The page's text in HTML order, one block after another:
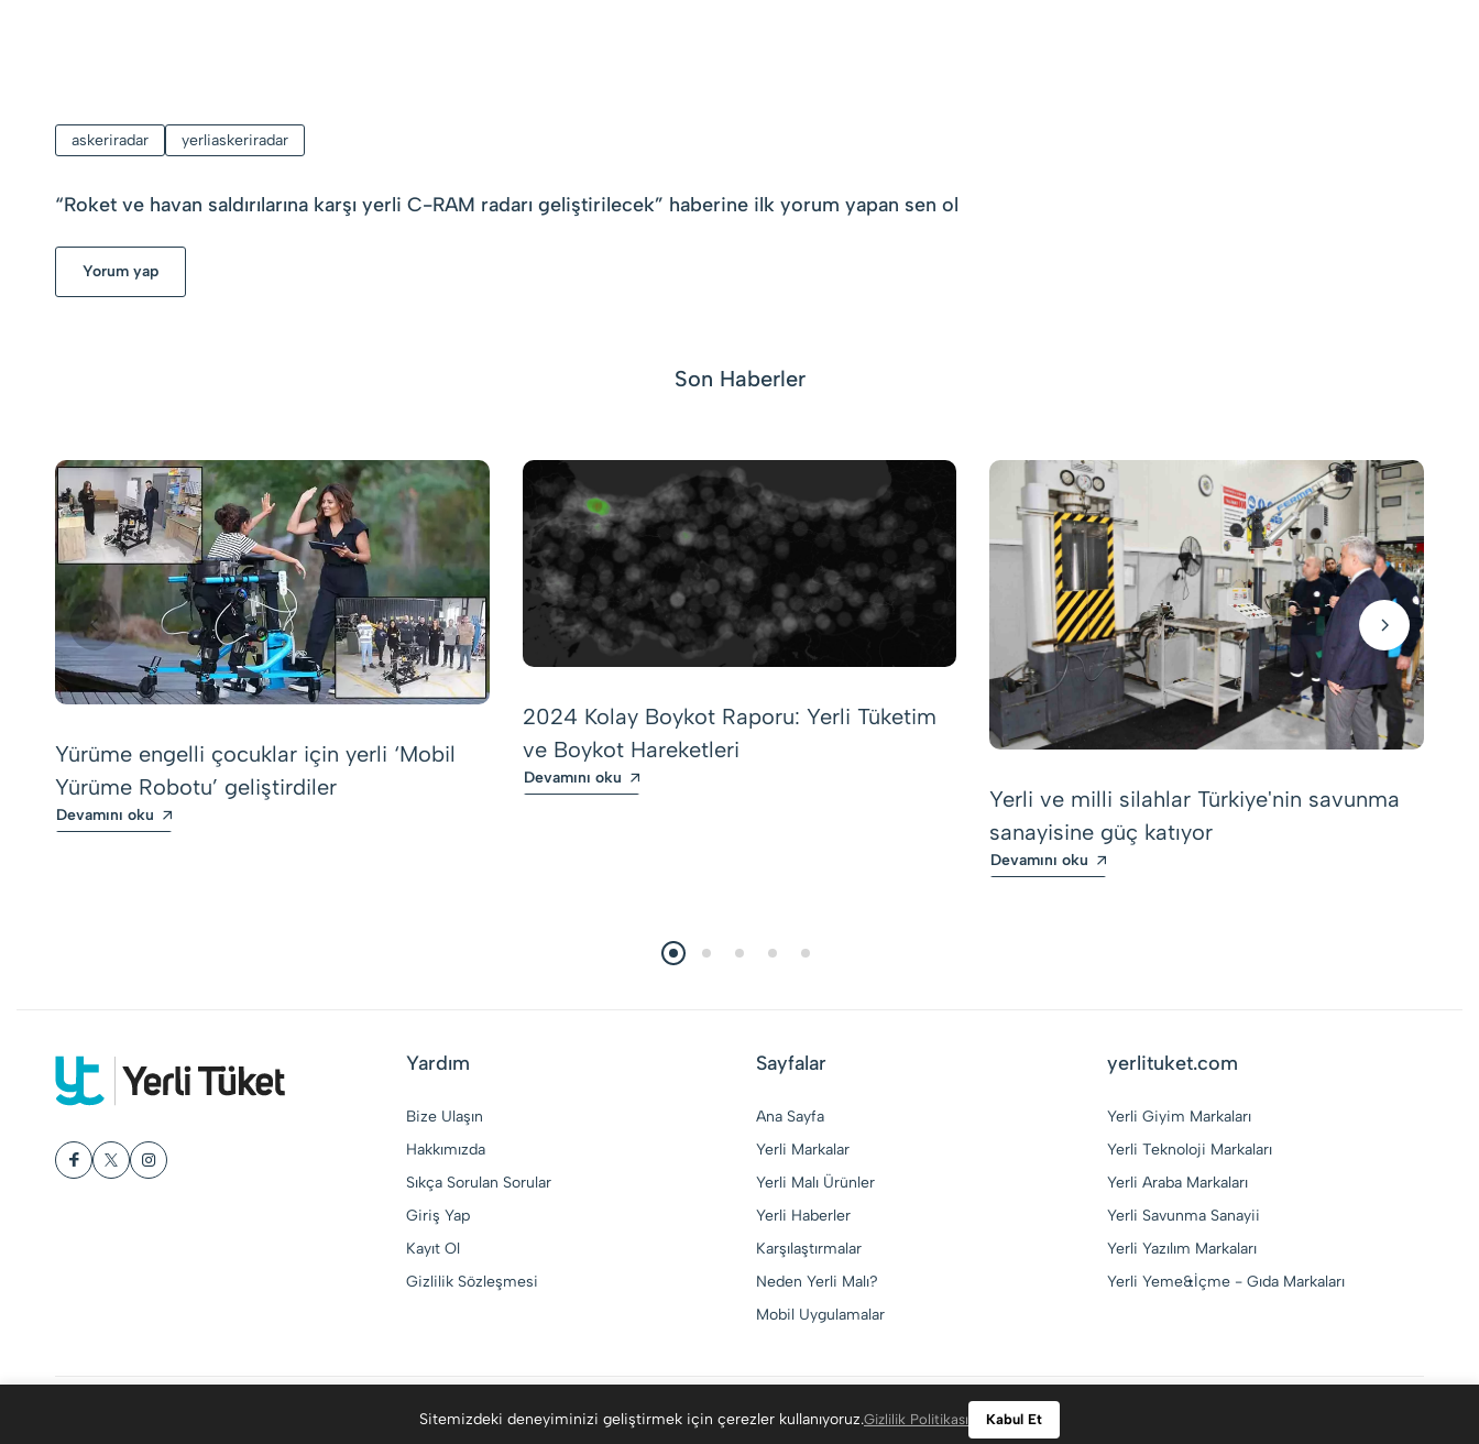
askeriradar yerliaskeriradar
“Roket ve havan saldırılarına karşı yerli C-RAM radarı geliştirilecek” haberine ilk yorum yapan sen ol
Yorum yap
Son Haberler
Yürüme engelli çocuklar için yerli ‘Mobil
Yürüme Robotu’ geliştirdiler
Devamını oku
2024 Kolay Boykot Raporu: Yerli Tüketim
ve Boykot Hareketleri
Devamını oku
Yerli ve milli silahlar Türkiye'nin savunma
sanayisine güç katıyor
Devamını oku
Yardım
Bize Ulaşın
Hakkımızda
Sıkça Sorulan Sorular
Giriş Yap
Kayıt Ol
Gizlilik Sözleşmesi
Sayfalar
Ana Sayfa
Yerli Markalar
Yerli Malı Ürünler
Yerli Haberler
Karşılaştırmalar
Neden Yerli Malı?
Mobil Uygulamalar
yerlituket.com
Yerli Giyim Markaları
Yerli Teknoloji Markaları
Yerli Araba Markaları
Yerli Savunma Sanayii
Yerli Yazılım Markaları
Yerli Yeme&İçme - Gıda Markaları
Sitemizdeki deneyiminizi geliştirmek için çerezler kullanıyoruz.Gizlilik Politikası Kabul Et